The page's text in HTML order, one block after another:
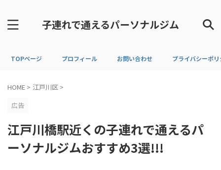
子連れで通えるパーソナルジム
TOPページ プロフィール お問い合わせ プライバシーポ
HOME > 江戸川区 >
広告
江戸川橋駅近くの子連れで通えるパ
ーソナルジムおすすめ3選!!!